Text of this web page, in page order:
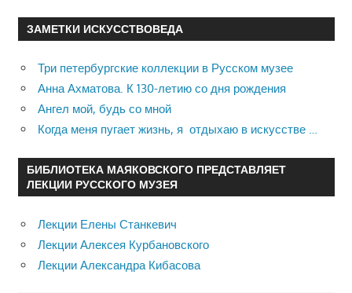
ЗАМЕТКИ ИСКУССТВОВЕДА
Три петербургские коллекции в Русском музее
Анна Ахматова. К 130-летию со дня рождения
Ангел мой, будь со мной
Когда меня пугает жизнь, я отдыхаю в искусстве …
БИБЛИОТЕКА МАЯКОВСКОГО ПРЕДСТАВЛЯЕТ
ЛЕКЦИИ РУССКОГО МУЗЕЯ
Лекции Елены Станкевич
Лекции Алексея Курбановского
Лекции Александра Кибасова